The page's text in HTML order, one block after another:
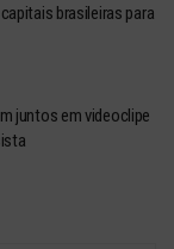
brasileiras para
juntos em videoclipe